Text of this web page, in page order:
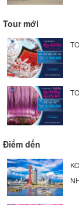
Tour mới
Điểm đến